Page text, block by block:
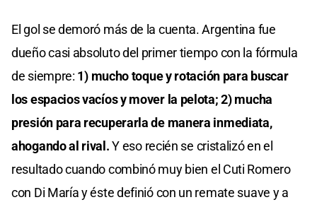
El gol se demoró más de la cuenta. Argentina fue
dueño casi absoluto del primer tiempo con la fórmula
de siempre: 1) mucho toque y rotación para buscar
los espacios vacíos y mover la pelota; 2) mucha
presión para recuperarla de manera inmediata,
ahogando al rival.Y eso recién se cristalizó en el
resultado cuando combinó muy bien el Cuti Romero
con Di María y éste definió con un remate suave y a